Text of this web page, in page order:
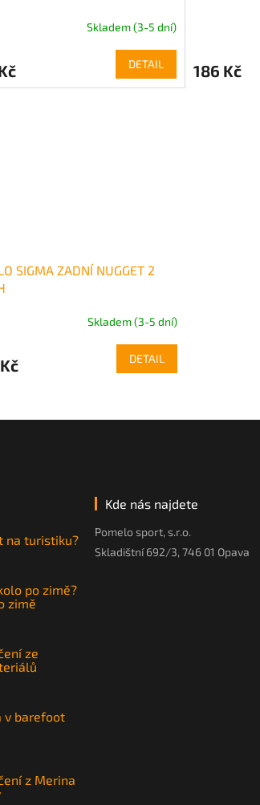
Skladem (3-5 dní)
DETAIL 186 Kč
SIGMA ZADNÍ NUGGET 2
Skladem (3-5 dní)
DETAIL
na turistiku?
po zimě?
zimě
ze
v barefoot
z Merina
Kde nás najdete
Pomelo sport, s.r.o.
Skladištní 692/3, 746 01 Opava